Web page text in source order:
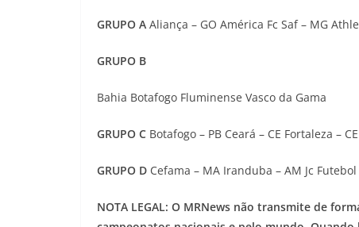
GRUPO A Aliança – GO América Fc Saf – MG
GRUPO B
Bahia Botafogo Fluminense Vasco da Gama
GRUPO C Botafogo – PB Ceará – CE Fortaleza –
GRUPO D Cefama – MA Iranduba – AM Jc
NOTA LEGAL: O MRNews não transmite de